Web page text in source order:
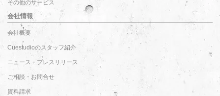
その他のサービス
会社情報
会社概要
Cuestudioのスタッフ紹介
ニュース・プレスリリース
ご相談・お問合せ
資料請求